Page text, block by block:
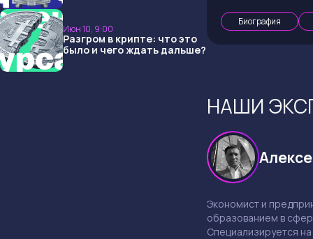
Июн 10, 9:00
Разгром в крипте: что это
было и чего ждать дальше?
Биография
НАШИ
Экономист и
образованием в
Специализируется